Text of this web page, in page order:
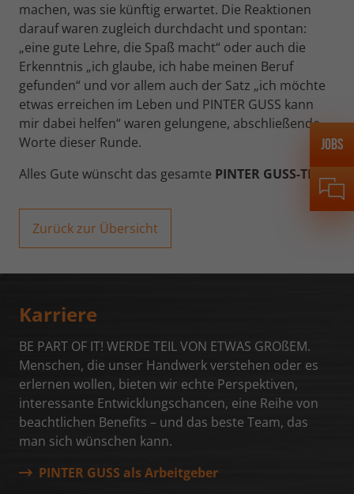
machen, was sie künftig erwartet. Die Reaktionen
darauf waren zugleich durchdacht und spontan:
„eine gute Lehre, die Spaß macht“ oder auch die
Erkenntnis „ich glaube, ich habe meinen Beruf
gefunden“ und vor allem auch der Satz „ich möchte
etwas erreichen im Leben und PINTER GUSS kann
mir dabei helfen“ waren gelungene, abschließende
Worte dieser Runde.
Alles Gute wünscht das gesamte PINTER GUSS-TEAM
Zurück zur Übersicht
Jobs
Karriere
BE PART OF IT! WERDE TEIL VON ETWAS GROßEM.
Menschen, die unser Handwerk verstehen oder es
erlernen wollen, bieten wir echte Perspektiven,
interessante Entwicklungschancen, eine Reihe von
beachtlichen Benefits – und das beste Team, das
man sich wünschen kann.
PINTER GUSS als Arbeitgeber
Anbieter Google Analytics
Laufzeit 2 Jahre
Dient zur Unterscheidung von
Benutzern, speichert und zählt
Seitenaufrufe.
Name _gid
Laufzeit 24 Stunden
Zweck
Zweck
Misst die Leistung von TikTok
Werbekampagnen und personalisiert
das Nutzererlebnis (einschließlich
Anzeigen) auf TikTok.
Name _tt_sessionId
Misst die Leistung von TikTok
Werbekampagnen und personalisiert
Anbieter Facebook Inc.
Laufzeit 3 Monate
Wird von Facebook genutzt, um eine
Reihe von Werbeprodukten anzuzeigen,
zum Beispiel Echtzeitgebote dritter
Werbetreibender.